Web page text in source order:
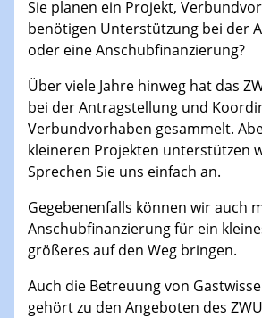
Sie planen ein Projekt,
benötigen Unterstützung bei der
oder eine Anschubfinanzierung?
Über viele Jahre hinweg hat das
bei der Antragstellung und
Verbundvorhaben gesammelt.
kleineren Projekten unterstützen
Sprechen Sie uns einfach an.
Gegebenenfalls können wir auch
Anschubfinanzierung für ein
größeres auf den Weg bringen.
Auch die Betreuung von
gehört zu den Angeboten des